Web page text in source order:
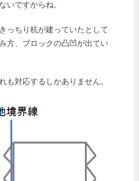
いですからね。
っちり杭が建っていたとして
方、ブロックの凸凹が出てい
も対応するしかありません。